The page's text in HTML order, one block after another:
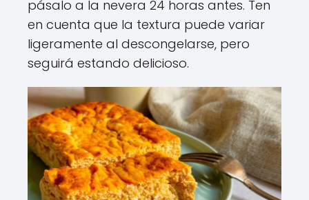
pásalo a la nevera 24 horas antes. Ten
en cuenta que la textura puede variar
ligeramente al descongelarse, pero
seguirá estando delicioso.